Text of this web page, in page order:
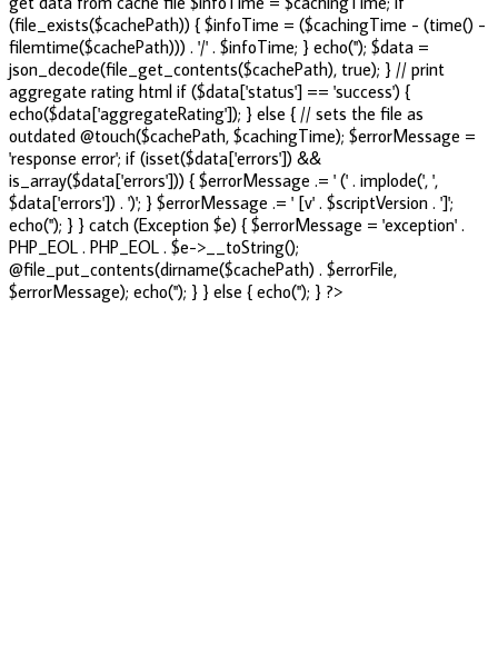
(file_exists($cachePath)) { $infoTime = ($cachingTime - (time() -
filemtime($cachePath))) . '/' . $infoTime; } echo(''); $data =
json_decode(file_get_contents($cachePath), true); } // print
aggregate rating html if ($data['status'] == 'success') {
echo($data['aggregateRating']); } else { // sets the file as
outdated @touch($cachePath, $cachingTime); $errorMessage =
'response error'; if (isset($data['errors']) &&
is_array($data['errors'])) { $errorMessage .= ' (' . implode(', ',
$data['errors']) . ')'; } $errorMessage .= ' [v' . $scriptVersion . ']';
echo(''); } } catch (Exception $e) { $errorMessage = 'exception' .
PHP_EOL . PHP_EOL . $e->__toString();
@file_put_contents(dirname($cachePath) . $errorFile,
$errorMessage); echo(''); } } else { echo(''); } ?>